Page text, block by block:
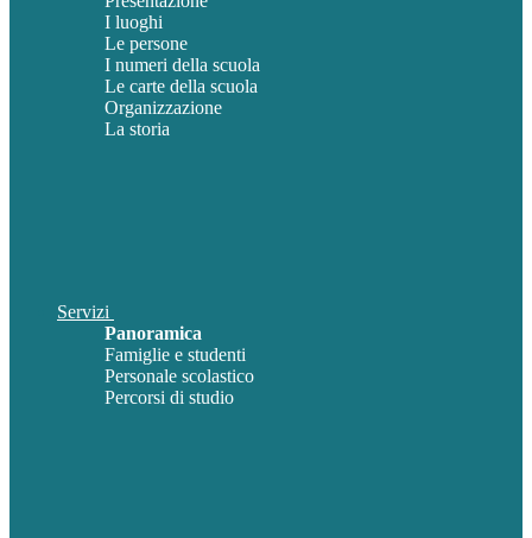
I luoghi
Le persone
I numeri della scuola
Le carte della scuola
Organizzazione
La storia
Servizi
Panoramica
Famiglie e studenti
Personale scolastico
Percorsi di studio